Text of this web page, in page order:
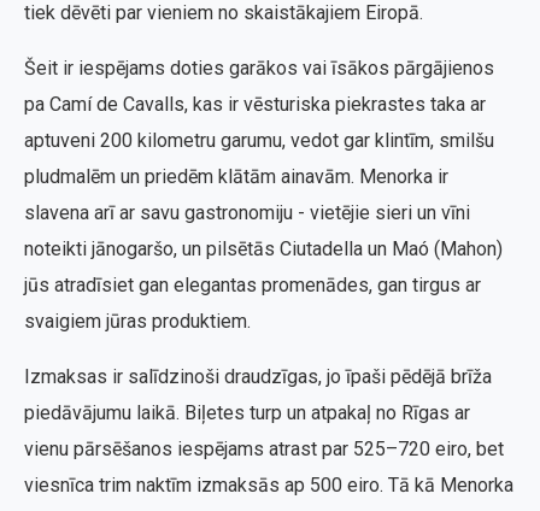
tiek dēvēti par vieniem no skaistākajiem Eiropā.
Šeit ir iespējams doties garākos vai īsākos pārgājienos
pa Camí de Cavalls, kas ir vēsturiska piekrastes taka ar
aptuveni 200 kilometru garumu, vedot gar klintīm, smilšu
pludmalēm un priedēm klātām ainavām. Menorka ir
slavena arī ar savu gastronomiju - vietējie sieri un vīni
noteikti jānogaršo, un pilsētās Ciutadella un Maó (Mahon)
jūs atradīsiet gan elegantas promenādes, gan tirgus ar
svaigiem jūras produktiem.
Izmaksas ir salīdzinoši draudzīgas, jo īpaši pēdējā brīža
piedāvājumu laikā. Biļetes turp un atpakaļ no Rīgas ar
vienu pārsēšanos iespējams atrast par 525–720 eiro, bet
viesnīca trim naktīm izmaksās ap 500 eiro. Tā kā Menorka